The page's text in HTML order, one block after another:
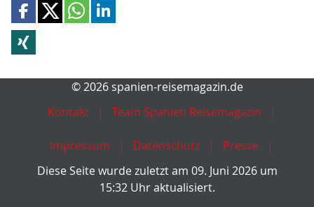
© 2026 spanien-reisemagazin.de
Kontakt
Team Spanien Reisemagazin
Impressum Datenschutz
Presse
Diese Seite wurde zuletzt am 09. Juni 2026 um
15:32 Uhr aktualisiert.